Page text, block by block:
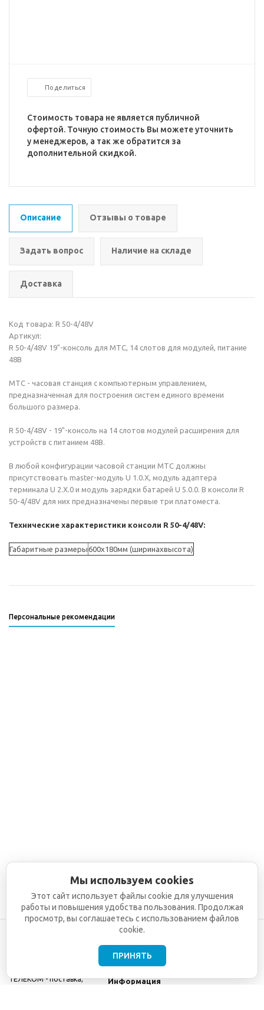
Поделиться
Стоимость товара не является публичной
офертой. Точную стоимость Вы можете уточнить
у менеджеров, а так же обратится за
дополнительной скидкой.
Описание Отзывы о товаре
Задать вопрос Наличие на складе
Доставка
Код товара: R 50-4/48V
Артикул:
R 50-4/48V 19"-консоль для MTC, 14 слотов для модулей, питание
48В
MTC - часовая станция с компьютерным управлением,
предназначенная для построения систем единого времени
большого размера.
R 50-4/48V - 19"-консоль на 14 слотов модулей расширения для
устройств с питанием 48В.
В любой конфигурации часовой станции MTC должны
присутствовать master-модуль U 1.0.X, модуль адаптера
терминала U 2.X.0 и модуль зарядки батарей U 5.0.0. В консоли R
50-4/48V для них предназначены первые три платоместа.
Технические характеристики консоли R 50-4/48V:
Габаритные размеры600х180мм (ширинахвысота)
Персональные рекомендации
ТЕЛЕКОМ - поставка,
Информация
Мы используем cookies
Этот сайт использует файлы cookie для улучшения
работы и повышения удобства пользования. Продолжая
просмотр, вы соглашаетесь с использованием файлов
cookie.
ПРИНЯТЬ